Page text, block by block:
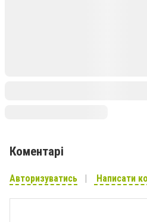
Коментарі
Авторизуватись Написати